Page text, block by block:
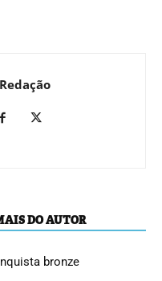
Redação
DO AUTOR
bronze